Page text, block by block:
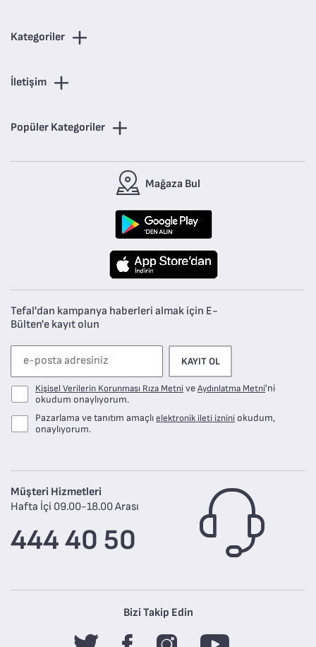
Kategoriler
İletişim
Popüler Kategoriler
Mağaza Bul
Tefal'dan kampanya haberleri almak için E-
Bülten'e kayıt olun
KAYIT OL
Kişisel Verilerin Korunması Rıza MetniveAydınlatma Metni'ni
okudum onaylıyorum.
Pazarlama ve tanıtım amaçlıelektronik ileti iznini okudum,
onaylıyorum.
Müşteri Hizmetleri
Hafta İçi 09.00-18.00 Arası
444 40 50
Bizi Takip Edin